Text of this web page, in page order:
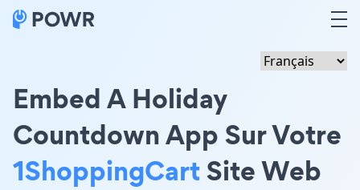
Embed A Holiday
Countdown App Sur Votre
1ShoppingCartSite Web